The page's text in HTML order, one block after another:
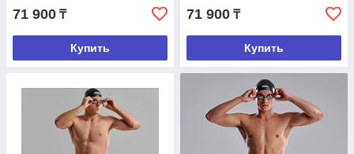
71 900 ₸
Купить
71 900 ₸
Купить